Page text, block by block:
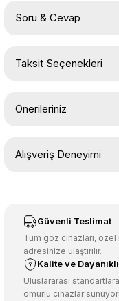
Soru & Cevap
Taksit Seçenekleri
Önerileriniz
konularda yetersiz
Ürün resmi kalitesiz,
Ürün açıklamasında
Ürün bilgilerinde hatalar
Ürün fiyatı diğer
Bu ürüne benzer farklı
Alışveriş Deneyimi
Güvenli Teslimat
Tüm göz cihazları,
adresinize ulaştırılır.
Kalite ve
Uluslararası
ömürlü cihazlar